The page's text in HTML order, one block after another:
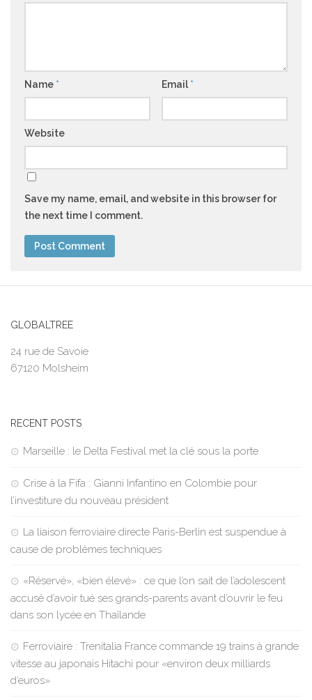
Name * Email *
Website
Save my name, email, and website in this browser for
the next time I comment.
GLOBALTREE
24 rue de Savoie
67120 Molsheim
RECENT POSTS
Marseille : le Delta Festival met la clé sous la porte
Crise à la Fifa : Gianni Infantino en Colombie pour
l’investiture du nouveau président
La liaison ferroviaire directe Paris-Berlin est suspendue à
cause de problèmes techniques
«Réservé», «bien élevé» : ce que l’on sait de l’adolescent
accusé d’avoir tué ses grands-parents avant d’ouvrir le feu
dans son lycée en Thaïlande
Ferroviaire : Trenitalia France commande 19 trains à grande
vitesse au japonais Hitachi pour «environ deux milliards
d’euros»